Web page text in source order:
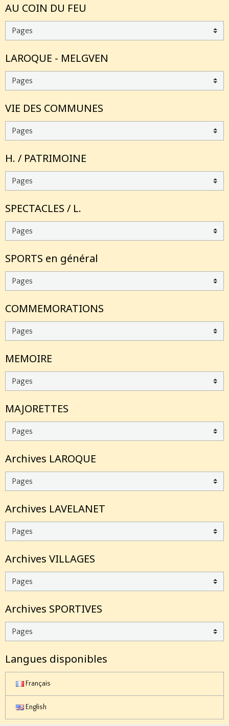
AU COIN DU FEU
LAROQUE - MELGVEN
VIE DES COMMUNES
H. / PATRIMOINE
SPECTACLES / L.
SPORTS en général
COMMEMORATIONS
MEMOIRE
MAJORETTES
Archives LAROQUE
Archives LAVELANET
Archives VILLAGES
Archives SPORTIVES
Langues disponibles
Français
English